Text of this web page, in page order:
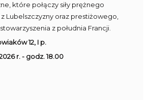
które połączy siły prężnego
Lubelszczyzny oraz prestiżowego,
z południa Francji.
12, I p.
r. - godz. 18.00